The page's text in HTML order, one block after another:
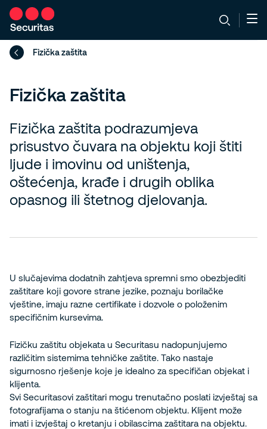
Fizička zaštita
Fizička zaštita
Fizička zaštita podrazumjeva
prisustvo čuvara na objektu koji štiti
ljude i imovinu od uništenja,
oštećenja, krađe i drugih oblika
opasnog ili štetnog djelovanja.
U slučajevima dodatnih zahtjeva spremni smo obezbjediti
zaštitare koji govore strane jezike, poznaju borilačke
vještine, imaju razne certifikate i dozvole o položenim
specifičnim kursevima.
Fizičku zaštitu objekata u Securitasu nadopunjujemo
različitim sistemima tehničke zaštite. Tako nastaje
sigurnosno rješenje koje je idealno za specifičan objekat i
klijenta.
Svi Securitasovi zaštitari mogu trenutačno poslati izvještaj sa
fotografijama o stanju na štićenom objektu. Klijent može
imati i izvještaj o kretanju i obilascima zaštitara na objektu.